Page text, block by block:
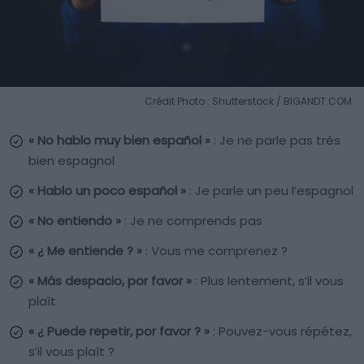
Crédit Photo : Shutterstock / BIGANDT.COM
« No hablo muy bien español » : Je ne parle pas très
bien espagnol
« Hablo un poco español » : Je parle un peu l’espagnol
« No entiendo » : Je ne comprends pas
« ¿ Me entiende ? » : Vous me comprenez ?
« Más despacio, por favor » : Plus lentement, s’il vous
plaît
« ¿ Puede repetir, por favor ? » : Pouvez-vous répétez,
s’il vous plaît ?